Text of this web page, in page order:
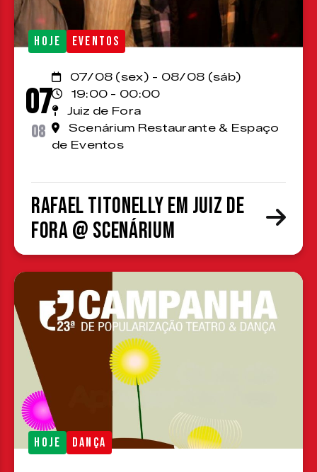
HOJE EVENTOS
07
08
07/08 (sex) - 08/08 (sáb)
19:00 - 00:00
Juiz de Fora
Scenárium Restaurante & Espaço
de Eventos
Rafael Titonelly em Juiz de
Fora @ Scenárium
HOJE DANÇA